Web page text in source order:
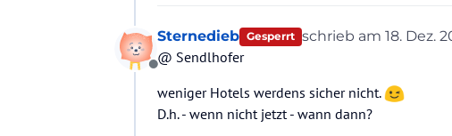
Offline
Sternedieb Gesperrt schrieb am 18. Dez.
zuletzt editiert von
@ Sendlhofer
weniger Hotels werdens sicher nicht.
D.h. - wenn nicht jetzt - wann dann?